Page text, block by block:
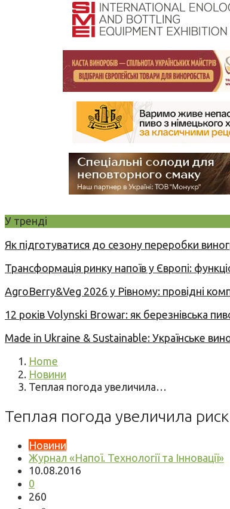
У тренді
Як підготуватися до сезону переробки
Трансформація ринку напоїв у Європі:
AgroBerry&Veg 2026 у Рівному: провідні
12 років Volynski Browar: як березнівська
Made in Ukraine & Sustainable: Українське
Home
Новини
Теплая погода увеличила…
Теплая погода увеличила
Новини
Журнал «Напої. Технології та Інновації»
10.08.2016
0
260